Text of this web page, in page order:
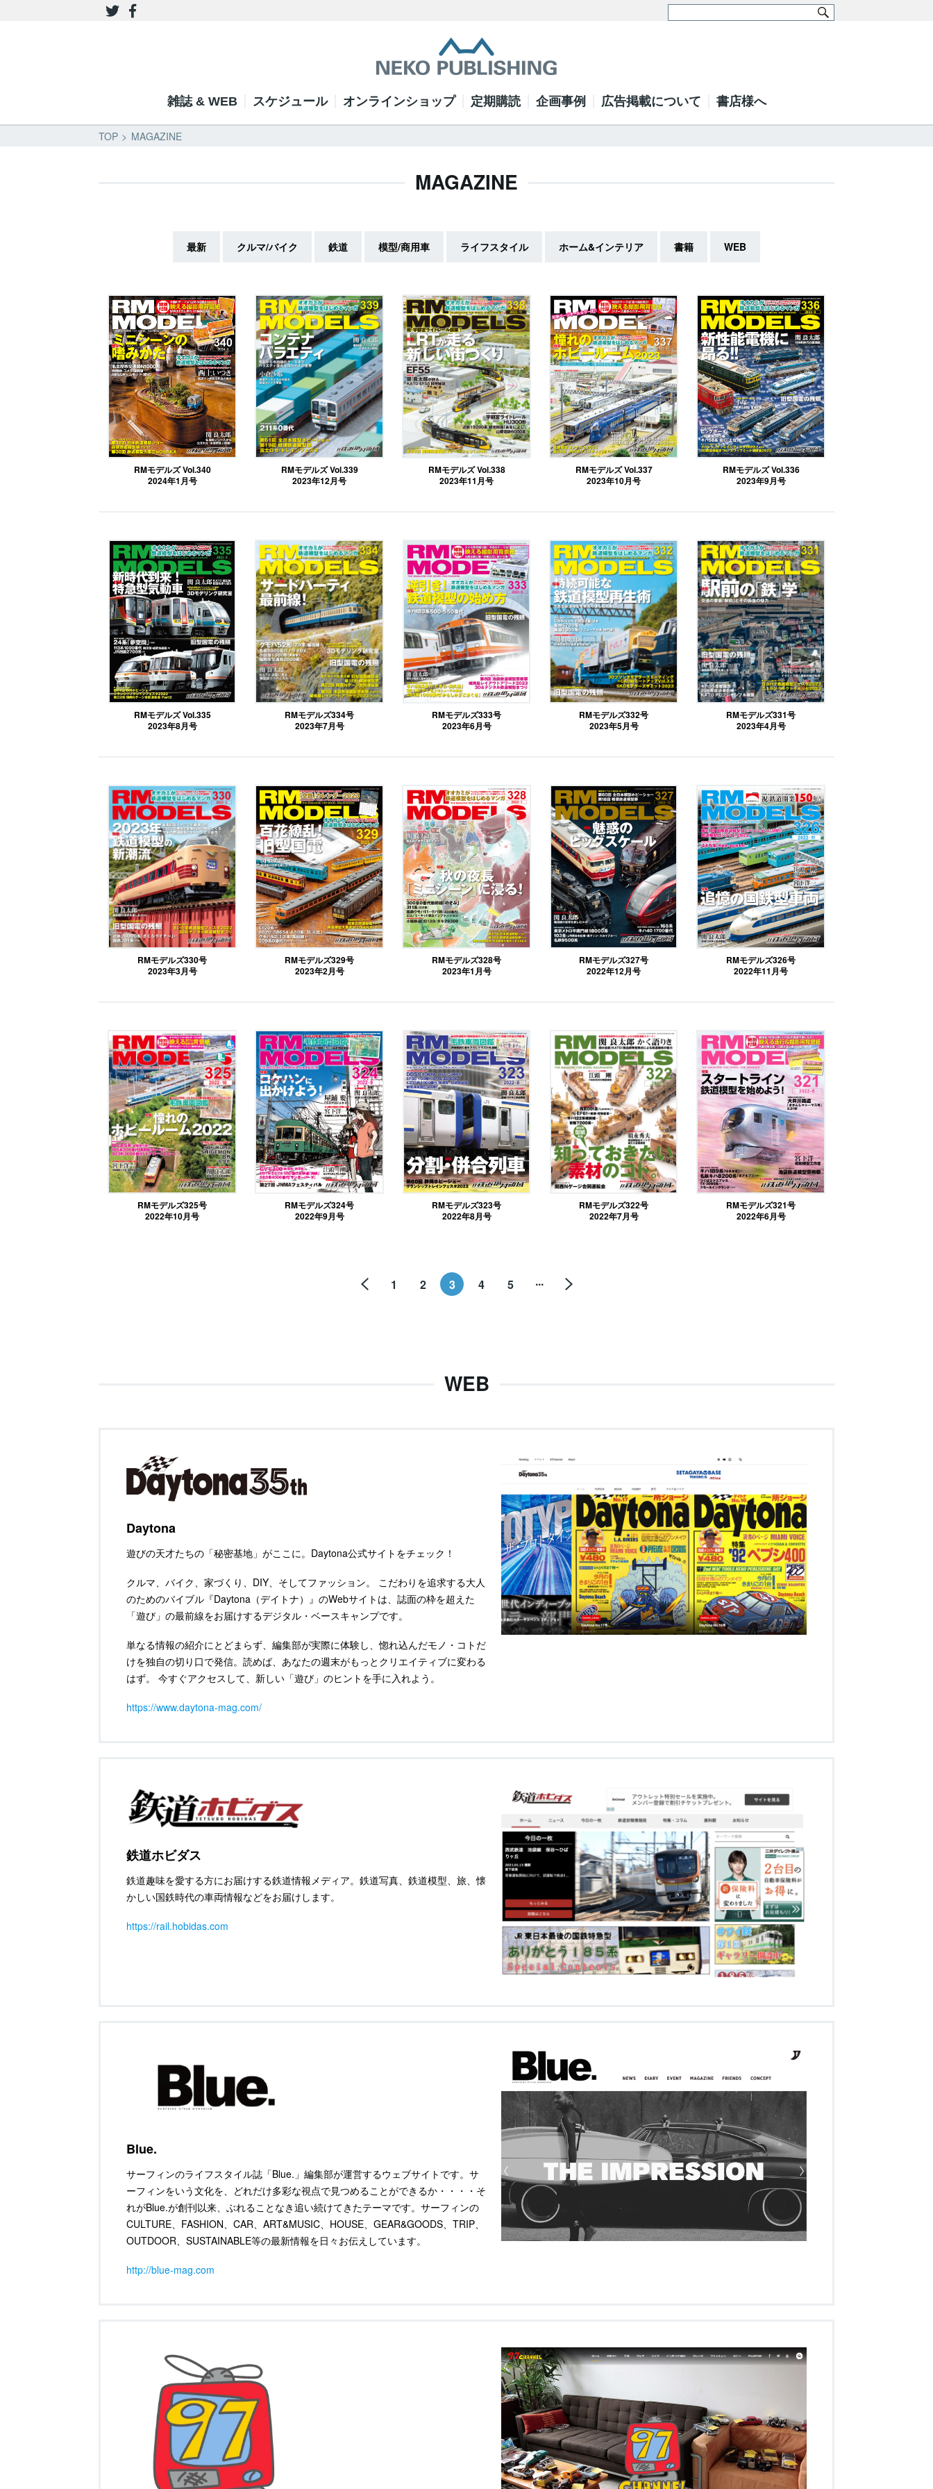
雑誌 & WEB スケジュール オンラインショップ 定期購読 企画事例 広告掲載について 書店様へ
TOP MAGAZINE
MAGAZINE
最新 クルマ/バイク 鉄道 模型/商用車 ライフスタイル ホーム&インテリア 書籍 WEB
RMモデルズ Vol.340
2024年1月号
RMモデルズ Vol.339
2023年12月号
RMモデルズ Vol.338
2023年11月号
RMモデルズ Vol.337
2023年10月号
RMモデルズ Vol.336
2023年9月号
RMモデルズ Vol.335
2023年8月号
RMモデルズ334号
2023年7月号
RMモデルズ333号
2023年6月号
RMモデルズ332号
2023年5月号
RMモデルズ331号
2023年4月号
RMモデルズ330号
2023年3月号
RMモデルズ329号
2023年2月号
RMモデルズ328号
2023年1月号
RMモデルズ327号
2022年12月号
RMモデルズ326号
2022年11月号
RMモデルズ325号
2022年10月号
RMモデルズ324号
2022年9月号
RMモデルズ323号
2022年8月号
RMモデルズ322号
2022年7月号
RMモデルズ321号
2022年6月号
1 2 3 4 5 ...
WEB
Daytona
遊びの天才たちの「秘密基地」がここに。Daytona公式サイトをチェック！
クルマ、バイク、家づくり、DIY、そしてファッション。 こだわりを追求する大人
のためのバイブル『Daytona（デイトナ）』のWebサイトは、誌面の枠を超えた
「遊び」の最前線をお届けするデジタル・ベースキャンプです。
単なる情報の紹介にとどまらず、編集部が実際に体験し、惚れ込んだモノ・コトだ
けを独自の切り口で発信。読めば、あなたの週末がもっとクリエイティブに変わる
はず。 今すぐアクセスして、新しい「遊び」のヒントを手に入れよう。
https://www.daytona-mag.com/
鉄道ホビダス
鉄道趣味を愛する方にお届けする鉄道情報メディア。鉄道写真、鉄道模型、旅、懐
かしい国鉄時代の車両情報などをお届けします。
https://rail.hobidas.com
Blue.
サーフィンのライフスタイル誌「Blue.」編集部が運営するウェブサイトです。サ
ーフィンをいう文化を、どれだけ多彩な視点で見つめることができるか・・・・そ
れがBlue.が創刊以来、ぶれることなき追い続けてきたテーマです。サーフィンの
CULTURE、FASHION、CAR、ART&MUSIC、HOUSE、GEAR&GOODS、TRIP、
OUTDOOR、SUSTAINABLE等の最新情報を日々お伝えしています。
http://blue-mag.com